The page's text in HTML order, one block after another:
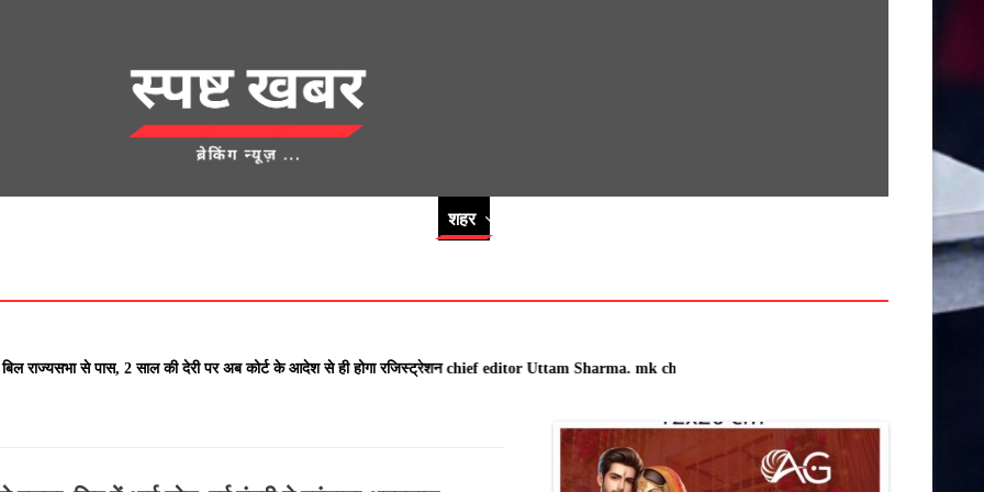
शहर
अनूपपुर
खरगोन
से पास, 2 साल की देरी पर अब कोर्ट के आदेश से ही होगा रजिस्ट्रेशन chief editor Uttam Sharma. mk choudhary Spasht.K@gmail.com .